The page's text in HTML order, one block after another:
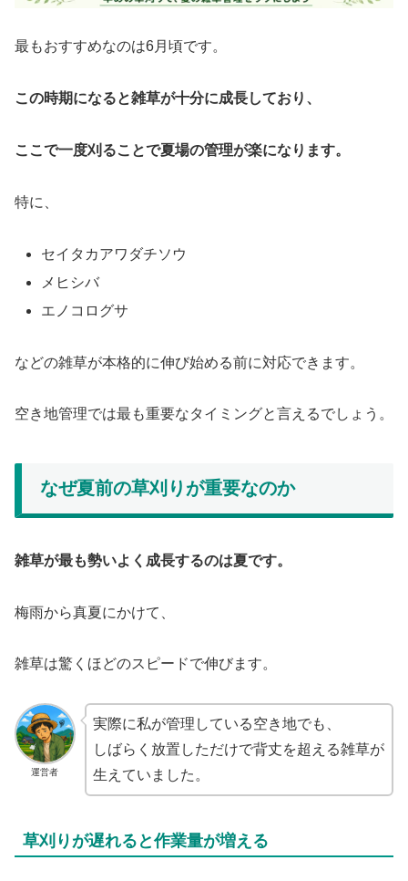
最もおすすめなのは6月頃です。
この時期になると雑草が十分に成長しており、
ここで一度刈ることで夏場の管理が楽になります。
特に、
セイタカアワダチソウ
メヒシバ
エノコログサ
などの雑草が本格的に伸び始める前に対応できます。
空き地管理では最も重要なタイミングと言えるでしょう。
なぜ夏前の草刈りが重要なのか
雑草が最も勢いよく成長するのは夏です。
梅雨から真夏にかけて、
雑草は驚くほどのスピードで伸びます。
運営者
実際に私が管理している空き地でも、
しばらく放置しただけで背丈を超える雑草が
生えていました。
草刈りが遅れると作業量が増える